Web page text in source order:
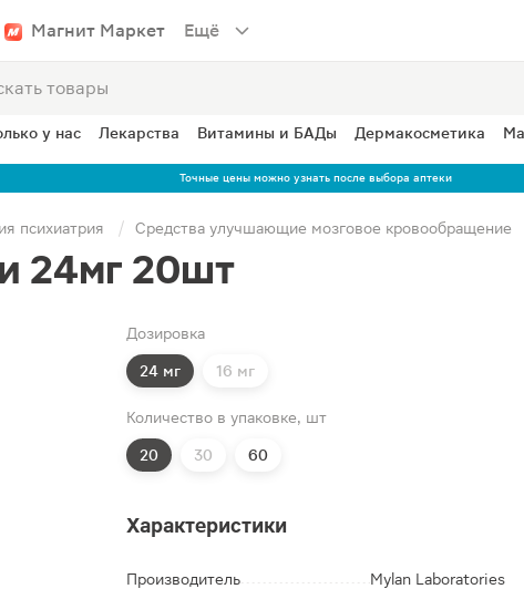
Магнит Маркет Ещё
у нас Лекарства Витамины и БАДы Дермакосметика
Точные цены можно узнать после выбора аптеки
психиатрия Средства улучшающие мозговое кровообращение
24мг 20шт
Дозировка
24 мг 16 мг
Количество в упаковке, шт
20 30 60
Характеристики
Производитель Mylan Laboratories